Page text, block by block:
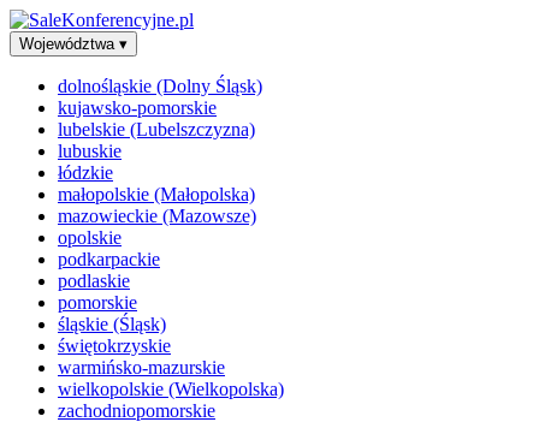
Województwa ▾
dolnośląskie (Dolny Śląsk)
kujawsko-pomorskie
lubelskie (Lubelszczyzna)
lubuskie
łódzkie
małopolskie (Małopolska)
mazowieckie (Mazowsze)
opolskie
podkarpackie
podlaskie
pomorskie
śląskie (Śląsk)
świętokrzyskie
warmińsko-mazurskie
wielkopolskie (Wielkopolska)
zachodniopomorskie